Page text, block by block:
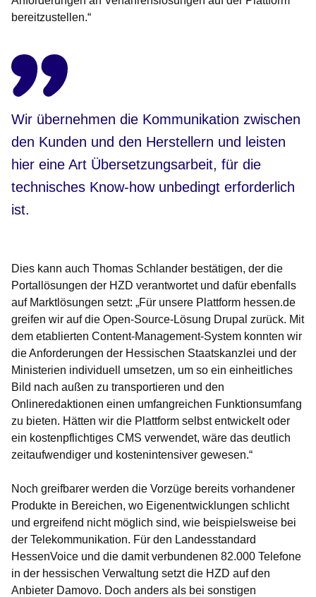
bereitzustellen.“
Wir übernehmen die Kommunikation zwischen
den Kunden und den Herstellern und leisten
hier eine Art Übersetzungsarbeit, für die
technisches Know-how unbedingt erforderlich
ist.
Dies kann auch Thomas Schlander bestätigen, der die
Portallösungen der HZD verantwortet und dafür ebenfalls
auf Marktlösungen setzt: „Für unsere Plattform hessen.de
greifen wir auf die Open-Source-Lösung Drupal zurück. Mit
dem etablierten Content-Management-System konnten wir
die Anforderungen der Hessischen Staatskanzlei und der
Ministerien individuell umsetzen, um so ein einheitliches
Bild nach außen zu transportieren und den
Onlineredaktionen einen umfangreichen Funktionsumfang
zu bieten. Hätten wir die Plattform selbst entwickelt oder
ein kostenpflichtiges CMS verwendet, wäre das deutlich
zeitaufwendiger und kostenintensiver gewesen.“
Noch greifbarer werden die Vorzüge bereits vorhandener
Produkte in Bereichen, wo Eigenentwicklungen schlicht
und ergreifend nicht möglich sind, wie beispielsweise bei
der Telekommunikation. Für den Landesstandard
HessenVoice und die damit verbundenen 82.000 Telefone
in der hessischen Verwaltung setzt die HZD auf den
Anbieter Damovo. Doch anders als bei sonstigen